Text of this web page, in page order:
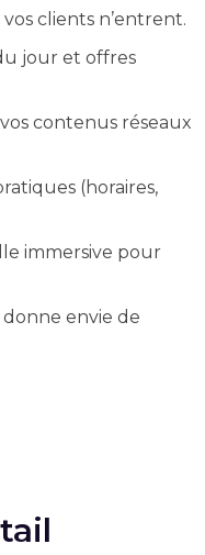
clients n’entrent.
jour et offres
contenus réseaux
(horaires,
immersive pour
envie de